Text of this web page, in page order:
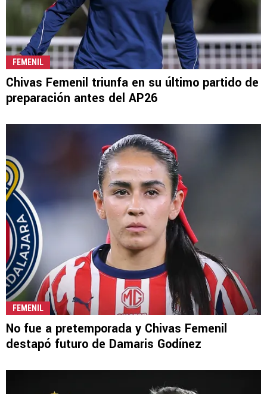
FEMENIL
Chivas Femenil triunfa en su último partido de
preparación antes del AP26
FEMENIL
No fue a pretemporada y Chivas Femenil
destapó futuro de Damaris Godínez